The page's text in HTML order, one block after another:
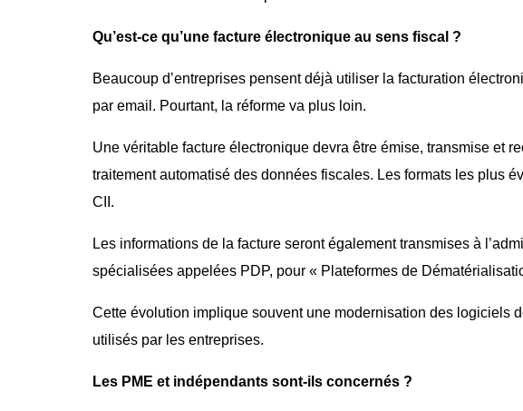
Qu’est-ce qu’une facture électronique au sens fiscal ?
Beaucoup d’entreprises pensent déjà utiliser la facturation
par email. Pourtant, la réforme va plus loin.
Une véritable facture électronique devra être émise, transmise et
traitement automatisé des données fiscales. Les formats les plus
CII.
Les informations de la facture seront également transmises à
spécialisées appelées PDP, pour « Plateformes de
Cette évolution implique souvent une modernisation des logiciels
utilisés par les entreprises.
Les PME et indépendants sont-ils concernés ?